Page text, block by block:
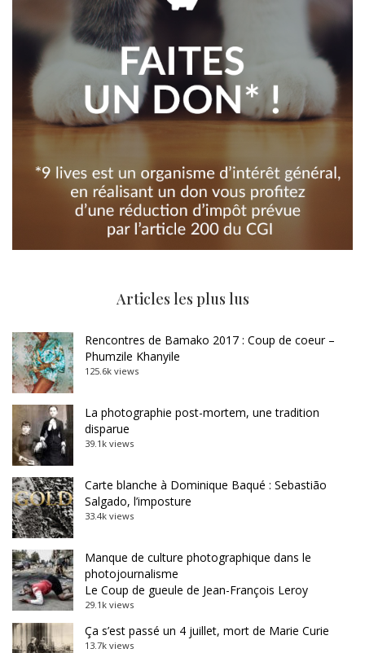
Articles les plus lus
Rencontres de Bamako 2017 : Coup de coeur –
Phumzile Khanyile
125.6k views
La photographie post-mortem, une tradition
disparue
39.1k views
Carte blanche à Dominique Baqué : Sebastião
Salgado, l’imposture
33.4k views
Manque de culture photographique dans le
photojournalisme
Le Coup de gueule de Jean-François Leroy
29.1k views
Ça s’est passé un 4 juillet, mort de Marie Curie
13.7k views